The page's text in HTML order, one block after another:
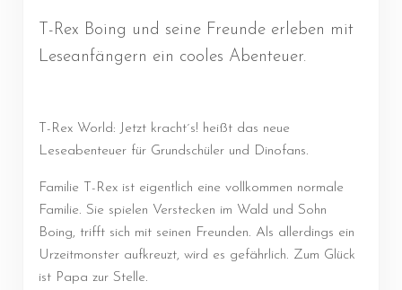
T-Rex Boing und seine Freunde erleben mit
Leseanfängern ein cooles Abenteuer.
T-Rex World: Jetzt kracht´s! heißt das neue
Leseabenteuer für Grundschüler und Dinofans.
Familie T-Rex ist eigentlich eine vollkommen normale
Familie. Sie spielen Verstecken im Wald und Sohn
Boing, trifft sich mit seinen Freunden. Als allerdings ein
Urzeitmonster aufkreuzt, wird es gefährlich. Zum Glück
ist Papa zur Stelle.